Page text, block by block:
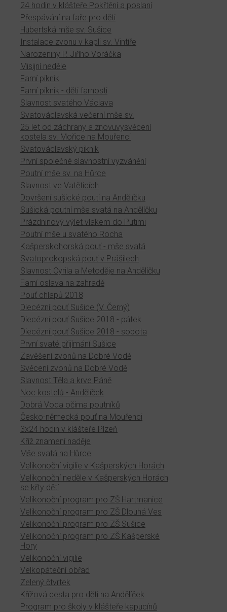
24 hodin v klášteře Pokřtění a poslaní
Přespávání na faře pro děti
Hubertská mše sv. Sušice
Instalace zvonu v kapli sv. Vintíře
Narozeniny P. Jiřího Voráčka
Misijní neděle
Farní piknik
Farní piknik - děti farnosti
Slavnost svatého Václava
Svatováclavská večerní mše sv.
25 let od záchrany a znovuvysvěcení
kostela sv. Mořice na Mouřenci
Svatováclavský piknik
První společné slavnostní vyzvánění
Poutní mše sv. na Hůrce
Slavnost ve Vatěticích
Dovršení sušické pouti na Andělíčku
Sušická poutní mše svatá na Andělíčku
Prázdninový výlet vlakem do Putimi
Poutní mše u svatého Rocha
Kašperskohorská pouť - mše svatá
Svatoprokopská pouť v Prášilech
Slavnost Cyrila a Metoděje na Andělíčku
Farní oslava na zahradě
Pouť chlapů 2018
Diecézní pouť Sušice (V. Černý)
Diecézní pouť Sušice 2018 - pátek
Diecézní pouť Sušice 2018 - sobota
První svaté přijímání Sušice
Zavěšení zvonů na Dobré Vodě
Svěcení zvonů na Dobré Vodě
Slavnost Těla a krve Páně
Noc kostelů - Andělíček
Dobrá Voda očima poutníků
Česko-německá pouť na Mouřenci
3x24 hodin v klášteře Plzeň
Kříž znamení naděje
Mše svatá na Hůrce
Velikonoční vigilie v Kašperských Horách
Velikonoční neděle v Kašperských Horách
se křty dětí
Velikonoční program pro ZŠ Hartmanice
Velikonoční program pro ZŠ Dlouhá Ves
Velikonoční program pro ZŠ Sušice
Velikonoční program pro ZŠ Kašperské
Hory
Velikonoční vigilie
Velkopáteční obřad
Zelený čtvrtek
Křížová cesta pro děti na Andělíček
Program pro školy v klášteře kapucínů